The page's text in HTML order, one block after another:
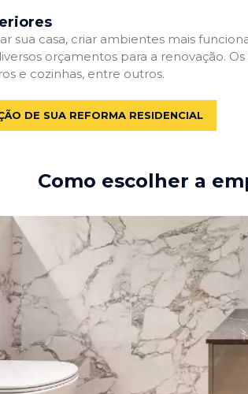
sua casa, criar ambientes mais
orçamentos para a renovação.
e cozinhas, entre outros.
DE SUA REFORMA RESIDENCIAL
Como escolher a